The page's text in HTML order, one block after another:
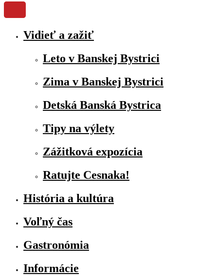
Vidieť a zažiť
Leto v Banskej Bystrici
Zima v Banskej Bystrici
Detská Banská Bystrica
Tipy na výlety
Zážitková expozícia
Ratujte Cesnaka!
História a kultúra
Voľný čas
Gastronómia
Informácie